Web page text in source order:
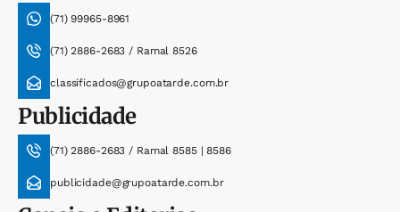
(71) 99965-8961
(71) 2886-2683 / Ramal 8526
classificados@grupoatarde.com.br
Publicidade
(71) 2886-2683 / Ramal 8585 | 8586
publicidade@grupoatarde.com.br